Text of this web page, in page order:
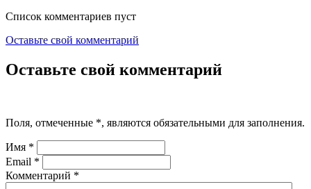
Список комментариев пуст
Оставьте свой комментарий
Оставьте свой комментарий
Поля, отмеченные *, являются обязательными для заполнения.
Имя *
Email *
Комментарий *